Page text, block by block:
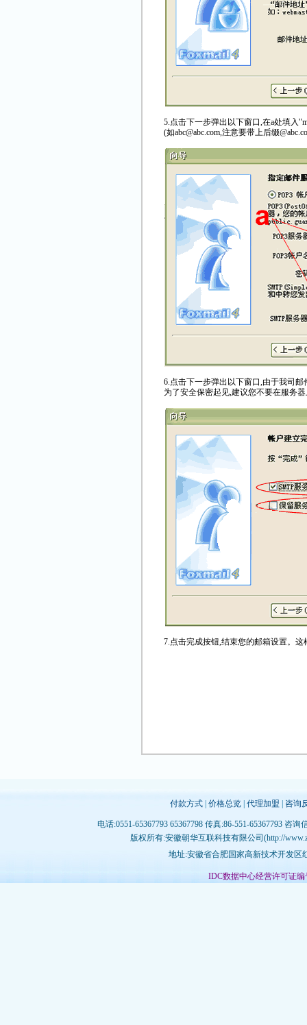
5.点击下一步弹出以下窗口,在a处填入
(如abc@abc.com,注意要带上后缀
6.点击下一步弹出以下窗口,由于我司
为了安全保密起见,建议您不要在服务
7.点击完成按钮,结束您的邮箱设置。
付款方式 价格总览 代理加盟 咨询
电话:0551-65367793 65367798 传真:86-551-65367793 咨询
版权所有:安徽朝华互联科技有限公司(http://
地址:安徽省合肥国家高新技术开发区
IDC数据中心经营许可证